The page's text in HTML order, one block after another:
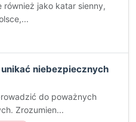
również jako katar sienny,
niebezpiecznych
do poważnych
Zrozumien...